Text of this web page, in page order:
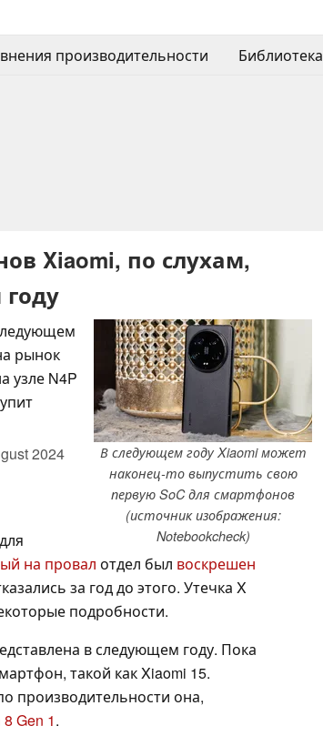
производительности Библиотека
Xiaomi, по слухам,
В следующем году Xiaomi может
наконец-то выпустить свою
первую SoC для смартфонов
(источник изображения:
Notebookcheck)
рынок
узле N4P
2024
на провал отдел был воскрешен
за год до этого. Утечка X
подробности.
в следующем году. Пока
такой как Xiaomi 15.
производительности она,
Gen 1.